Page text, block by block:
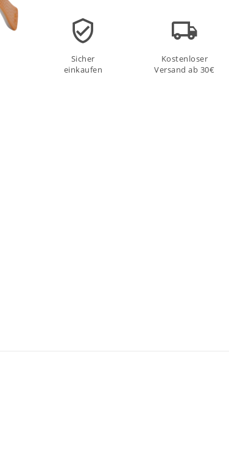
Sicher
einkaufen
Kostenloser
Versand ab 30€